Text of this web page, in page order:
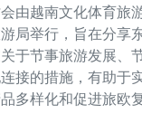
由越南文化体育旅
局举行，旨在分享
于节事旅游发展、
接的措施，有助于
多样化和促进旅欧